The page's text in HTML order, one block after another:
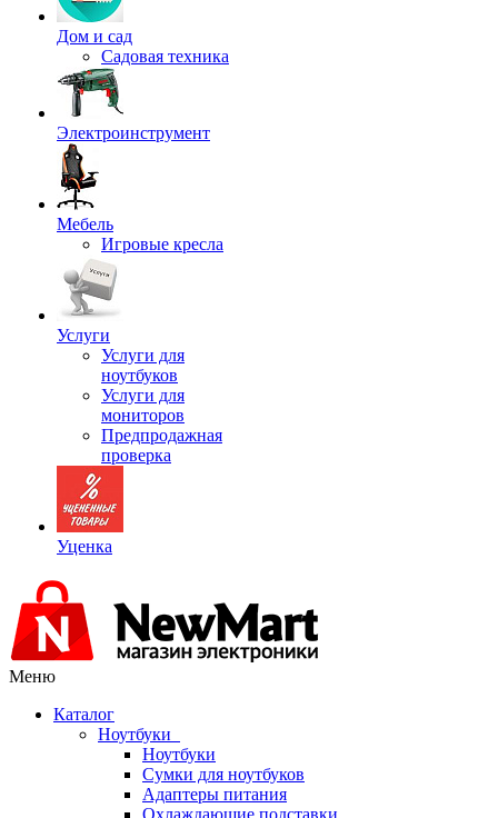
Дом и сад
Садовая техника
Электроинструмент
Мебель
Игровые кресла
Услуги
Услуги для
ноутбуков
Услуги для
мониторов
Предпродажная
проверка
Уценка
Меню
Каталог
Ноутбуки
Ноутбуки
Сумки для ноутбуков
Адаптеры питания
Охлаждающие подставки